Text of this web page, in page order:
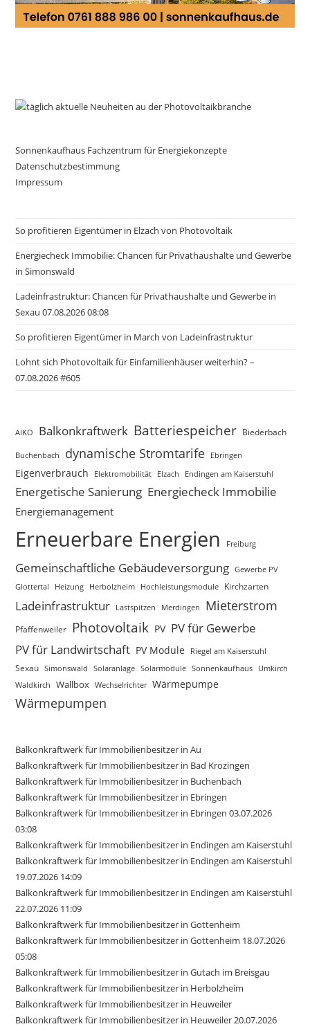
Sonnenkaufhaus Fachzentrum für Energiekonzepte
Datenschutzbestimmung
Impressum
So profitieren Eigentümer in Elzach von Photovoltaik
Energiecheck Immobilie: Chancen für Privathaushalte und Gewerbe
in Simonswald
Ladeinfrastruktur: Chancen für Privathaushalte und Gewerbe in
Sexau 07.08.2026 08:08
So profitieren Eigentümer in March von Ladeinfrastruktur
Lohnt sich Photovoltaik für Einfamilienhäuser weiterhin? –
07.08.2026 #605
AIKO Balkonkraftwerk Batteriespeicher Biederbach
Buchenbach dynamische Stromtarife Ebringen
Eigenverbrauch Elektromobilität Elzach Endingen am Kaiserstuhl
Energetische Sanierung Energiecheck Immobilie
Energiemanagement
Erneuerbare Energien Freiburg
Gemeinschaftliche Gebäudeversorgung Gewerbe PV
Glottertal
Heizung Herbolzheim Hochleistungsmodule Kirchzarten
Ladeinfrastruktur Lastspitzen Merdingen Mieterstrom
Pfaffenweiler Photovoltaik PV PV für Gewerbe
PV für Landwirtschaft PV Module Riegel am Kaiserstuhl
Sexau Simonswald Solaranlage Solarmodule Sonnenkaufhaus Umkirch
Waldkirch Wallbox Wechselrichter Wärmepumpe
Wärmepumpen
Balkonkraftwerk für Immobilienbesitzer in Au
Balkonkraftwerk für Immobilienbesitzer in Bad Krozingen
Balkonkraftwerk für Immobilienbesitzer in Buchenbach
Balkonkraftwerk für Immobilienbesitzer in Ebringen
Balkonkraftwerk für Immobilienbesitzer in Ebringen 03.07.2026
03:08
Balkonkraftwerk für Immobilienbesitzer in Endingen am Kaiserstuhl
Balkonkraftwerk für Immobilienbesitzer in Endingen am Kaiserstuhl
19.07.2026 14:09
Balkonkraftwerk für Immobilienbesitzer in Endingen am Kaiserstuhl
22.07.2026 11:09
Balkonkraftwerk für Immobilienbesitzer in Gottenheim
Balkonkraftwerk für Immobilienbesitzer in Gottenheim 18.07.2026
05:08
Balkonkraftwerk für Immobilienbesitzer in Gutach im Breisgau
Balkonkraftwerk für Immobilienbesitzer in Herbolzheim
Balkonkraftwerk für Immobilienbesitzer in Heuweiler
Balkonkraftwerk für Immobilienbesitzer in Heuweiler 20.07.2026